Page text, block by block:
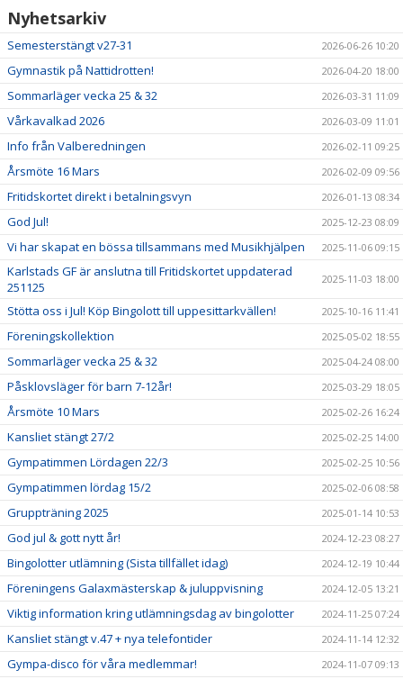
Nyhetsarkiv
Semesterstängt v27-31 2026-06-26 10:20
Gymnastik på Nattidrotten! 2026-04-20 18:00
Sommarläger vecka 25 & 32 2026-03-31 11:09
Vårkavalkad 2026 2026-03-09 11:01
Info från Valberedningen 2026-02-11 09:25
Årsmöte 16 Mars 2026-02-09 09:56
Fritidskortet direkt i betalningsvyn 2026-01-13 08:34
God Jul! 2025-12-23 08:09
Vi har skapat en bössa tillsammans med Musikhjälpen 2025-11-06 09:15
Karlstads GF är anslutna till Fritidskortet uppdaterad
251125
2025-11-03 18:00
Stötta oss i Jul! Köp Bingolott till uppesittarkvällen! 2025-10-16 11:41
Föreningskollektion 2025-05-02 18:55
Sommarläger vecka 25 & 32 2025-04-24 08:00
Påsklovsläger för barn 7-12år! 2025-03-29 18:05
Årsmöte 10 Mars 2025-02-26 16:24
Kansliet stängt 27/2 2025-02-25 14:00
Gympatimmen Lördagen 22/3 2025-02-25 10:56
Gympatimmen lördag 15/2 2025-02-06 08:58
Gruppträning 2025 2025-01-14 10:53
God jul & gott nytt år! 2024-12-23 08:27
Bingolotter utlämning (Sista tillfället idag) 2024-12-19 10:44
Föreningens Galaxmästerskap & juluppvisning 2024-12-05 13:21
Viktig information kring utlämningsdag av bingolotter 2024-11-25 07:24
Kansliet stängt v.47 + nya telefontider 2024-11-14 12:32
Gympa-disco för våra medlemmar! 2024-11-07 09:13